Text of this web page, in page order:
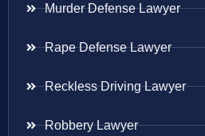
Murder Defense Lawyer
Rape Defense Lawyer
Reckless Driving Lawyer
Robbery Lawyer